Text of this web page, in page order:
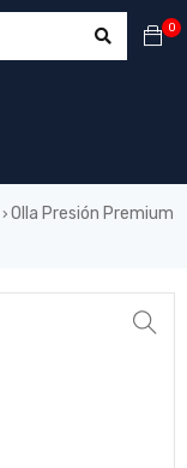
0
› Olla Presión Premium